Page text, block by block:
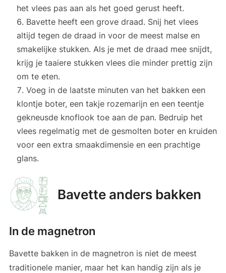
het vlees pas aan als het goed gerust heeft.
Bavette heeft een grove draad. Snij het vlees
altijd tegen de draad in voor de meest malse en
smakelijke stukken. Als je met de draad mee snijdt,
krijg je taaiere stukken vlees die minder prettig zijn
om te eten.
Voeg in de laatste minuten van het bakken een
klontje boter, een takje rozemarijn en een teentje
gekneusde knoflook toe aan de pan. Bedruip het
vlees regelmatig met de gesmolten boter en kruiden
voor een extra smaakdimensie en een prachtige
glans.
Bavette anders bakken
In de magnetron
Bavette bakken in de magnetron is niet de meest
traditionele manier, maar het kan handig zijn als je